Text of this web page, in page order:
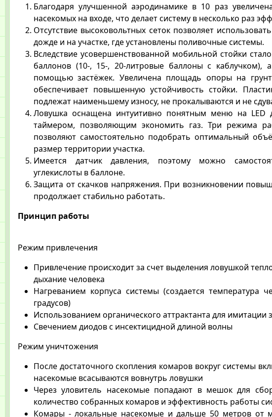
Благодаря улучшенной аэродинамике в 10 раз
насекомых на входе, что делает систему в несколько раз
Отсутствие высоковольтных сеток позволяет
дожде и на участке, где установлены поливочные системы.
Вследствие усовершенствованной мобильной стойки
баллонов (10-, 15-, 20-литровые баллоны с каблучком),
помощью застёжек. Увеличена площадь опоры на
обеспечивает повышенную устойчивость стойки.
подлежат наименьшему износу, не прокалываются и не
Ловушка оснащена интуитивно понятным меню на LED
таймером, позволяющим экономить газ. Три режима
позволяют самостоятельно подобрать оптимальный
размер территории участка.
Имеется датчик давления, поэтому можно
углекислоты в баллоне.
Защита от скачков напряжения. При возникновении
продолжает стабильно работать.
Принцип работы
Режим привлечения
Привлечение происходит за счет выделения ловушкой
дыхание человека
Нагреванием корпуса системы (создается температура
градусов)
Использованием органического аттрактанта для имитации
Свечением диодов с инсектицидной длиной волны
Режим уничтожения
После достаточного скопления комаров вокруг системы
насекомые всасываются вовнутрь ловушки
Через уловитель насекомые попадают в мешок для
количество собранных комаров и эффективность работы
Комары - локальные насекомые и дальше 50 метров от